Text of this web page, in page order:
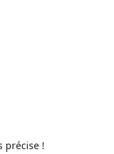
précise !